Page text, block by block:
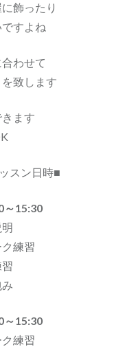
飾ったり
すよね
わせて
致します
ます
スン日時■
～15:30
練習
～15:30
練習